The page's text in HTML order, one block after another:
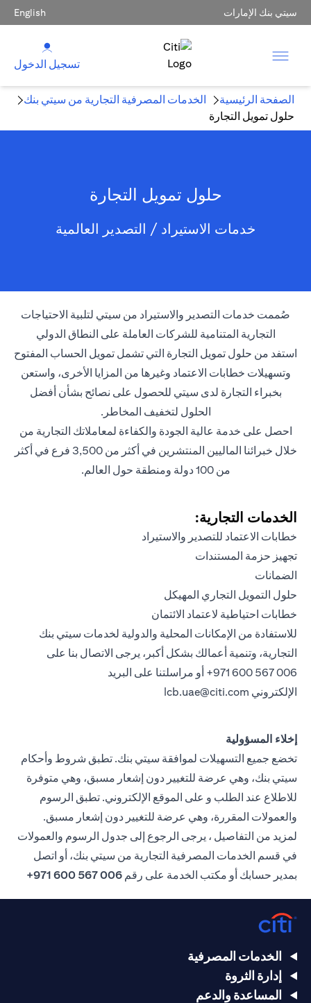
سيتي بنك الإمارات English
تسجيل الدخول
الصفحة الرئيسية
الخدمات المصرفية التجارية من سيتي بنك
حلول تمويل التجارة
حلول تمويل التجارة
خدمات الاستيراد / التصدير العالمية
صُممت خدمات التصدير والاستيراد من سيتي لتلبية الاحتياجات
التجارية المتنامية للشركات العاملة على النطاق الدولي
استفد من حلول تمويل التجارة التي تشمل تمويل الحساب المفتوح
وتسهيلات خطابات الاعتماد وغيرها من المزايا الأخرى، واستعن
بخبراء التجارة لدى سيتي للحصول على نصائح بشأن أفضل
الحلول لتخفيف المخاطر.
احصل على خدمة عالية الجودة والكفاءة لمعاملاتك التجارية من
خلال خبرائنا الماليين المنتشرين في أكثر من 3,500 فرع في أكثر
من 100 دولة ومنطقة حول العالم.
الخدمات التجارية:
خطابات الاعتماد للتصدير والاستيراد
تجهيز حزمة المستندات
الضمانات
حلول التمويل التجاري المهيكل
خطابات احتياطية لاعتماد الائتمان
للاستفادة من الإمكانات المحلية والدولية لخدمات سيتي بنك
التجارية، وتنمية أعمالك بشكل أكبر، يرجى الاتصال بنا على
971 600 567 006+ أو مراسلتنا على البريد
الإلكتروني lcb.uae@citi.com
إخلاء المسؤولية
تخضع جميع التسهيلات لموافقة سيتي بنك. تطبق شروط وأحكام
سيتي بنك، وهي عرضة للتغيير دون إشعار مسبق، وهي متوفرة
للاطلاع عند الطلب و على الموقع الإلكتروني. تطبق الرسوم
والعمولات المقررة، وهي عرضة للتغيير دون إشعار مسبق.
لمزيد من التفاصيل ، يرجى الرجوع إلى جدول الرسوم والعمولات
في قسم الخدمات المصرفية التجارية من سيتي بنك، أو اتصل
بمدير حسابك أو مكتب الخدمة على رقم 006 567 600 971+
الخدمات المصرفية
إدارة الثروة
المساعدة والدعم